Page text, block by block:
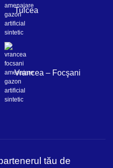
Tulcea
Vrancea – Focşani
tău de